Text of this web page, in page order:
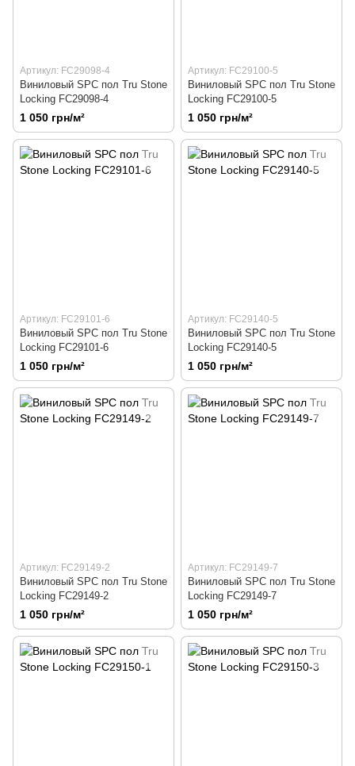
Артикул: FC29098-4
Виниловый SPC пол Tru Stone
Locking FC29098-4
1 050 грн/м²
Артикул: FC29100-5
Виниловый SPC пол Tru Stone
Locking FC29100-5
1 050 грн/м²
Артикул: FC29101-6
Виниловый SPC пол Tru Stone
Locking FC29101-6
1 050 грн/м²
Артикул: FC29140-5
Виниловый SPC пол Tru Stone
Locking FC29140-5
1 050 грн/м²
Артикул: FC29149-2
Виниловый SPC пол Tru Stone
Locking FC29149-2
1 050 грн/м²
Артикул: FC29149-7
Виниловый SPC пол Tru Stone
Locking FC29149-7
1 050 грн/м²